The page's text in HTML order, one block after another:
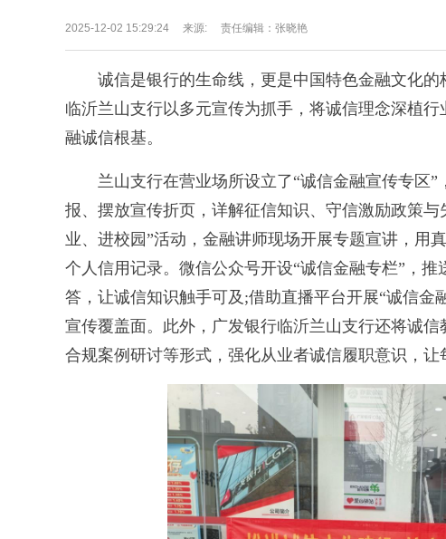
2025-12-02 15:29:24 来源: 责任编辑：张晓艳
诚信是银行的生命线，更是中国特色金融文化的
临沂兰山支行以多元宣传为抓手，将诚信理念深植
融诚信根基。
兰山支行在营业场所设立了“诚信金融宣传专区”
报、摆放宣传折页，详解征信知识、守信激励政策
业、进校园”活动，金融讲师现场开展专题宣讲，用
个人信用记录。微信公众号开设“诚信金融专栏”，
答，让诚信知识触手可及;借助直播平台开展“诚信金
宣传覆盖面。此外，广发银行临沂兰山支行还将诚信
合规案例研讨等形式，强化从业者诚信履职意识，让